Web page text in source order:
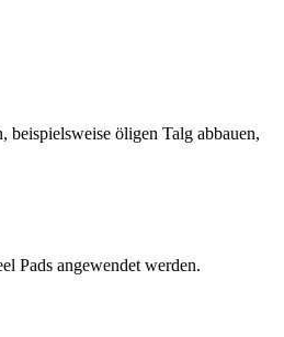
beispielsweise öligen Talg abbauen,
Pads angewendet werden.